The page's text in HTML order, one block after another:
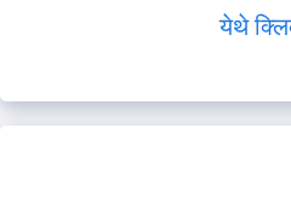
येथे